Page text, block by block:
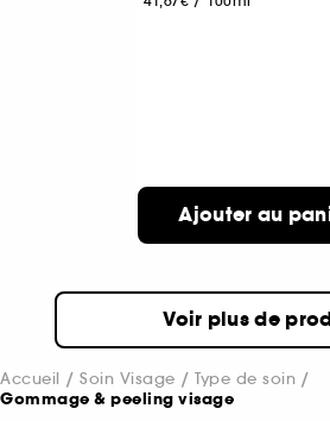
Ajouter au
Voir plus de
Accueil Soin Visage Type de soin
Gommage & peeling visage